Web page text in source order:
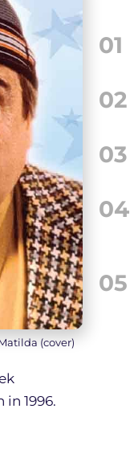
(cover)
1996.
01
02
03
04
05